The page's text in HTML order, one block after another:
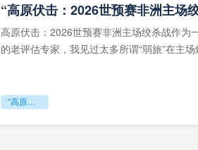
“高原伏击：2026世预赛非洲主场
高原伏击：2026世预赛非洲主场绞杀战作为
的老评估专家，我见过太多所谓“弱旅”在主
“高原伏击：2026世预赛非洲主场绞杀战”